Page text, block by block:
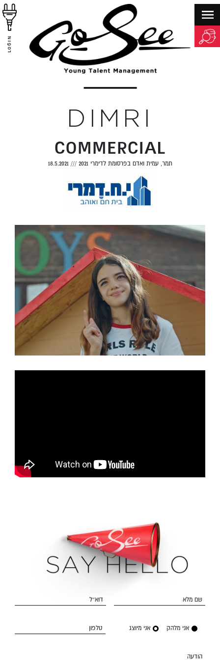
LOGIN
DIMRI
COMMERCIAL
תמר, עמית ואדם בפרסומת לדימרי 2021 ///
18.5.2021
שם מלא דוא״ל
אני מלהק אני מיוצג טלפון
הודעה